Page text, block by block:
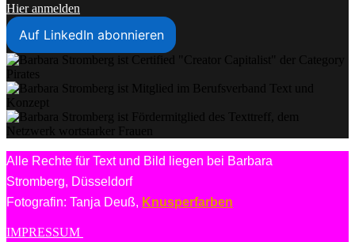
Hier anmelden
Auf LinkedIn abonnieren
Alle Rechte für Text und Bild liegen bei Barbara
Stromberg, Düsseldorf
Fotografin: Tanja Deuß, Knusperfarben
IMPRESSUM